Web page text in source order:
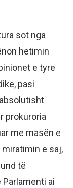
sot nga
hetimin
e tyre
pasi
prokuroria
me masën e
e saj,
të
ai